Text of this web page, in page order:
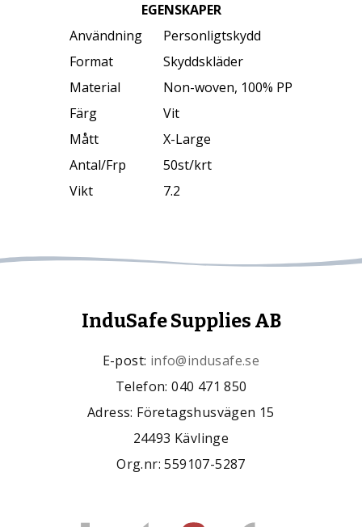
EGENSKAPER
Användning
Personligtskydd
Format
Skyddskläder
Material
Non-woven, 100% PP
Färg
Vit
Mått
X-Large
Antal/Frp
50st/krt
Vikt
7.2
InduSafe Supplies AB
E-post: info@indusafe.se
Telefon: 040 471 850
Adress: Företagshusvägen 15
24493 Kävlinge
Org.nr: 559107-5287